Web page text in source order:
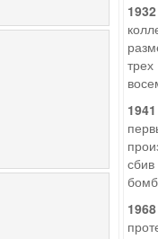
1932
1941
1968